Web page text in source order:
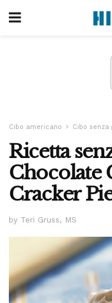
Cibo americano Cibo senza
Ricetta
Chocolate
Cracker
by Teri Gruss, MS